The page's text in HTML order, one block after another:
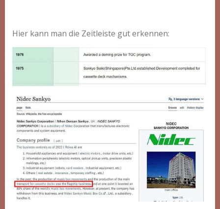
Hier kann man die Zeitleiste gut erkennen: